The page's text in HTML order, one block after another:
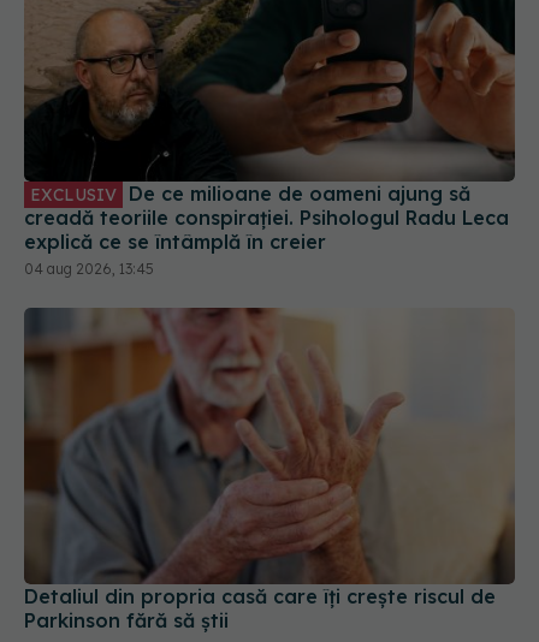
EXCLUSIV De ce milioane de oameni ajung să
creadă teoriile conspirației. Psihologul Radu Leca
explică ce se întâmplă în creier
04 aug 2026, 13:45
Detaliul din propria casă care îți crește riscul de
Parkinson fără să știi
04 aug 2026, 19:43